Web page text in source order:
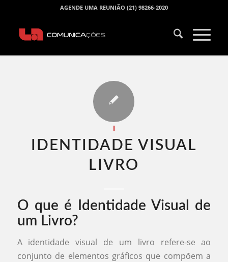
AGENDE UMA REUNIÃO (21) 98266-2020
IDENTIDADE VISUAL
LIVRO​
O que é Identidade Visual de
um Livro?
A identidade visual de um livro refere-se ao
conjunto de elementos gráficos que compõem a